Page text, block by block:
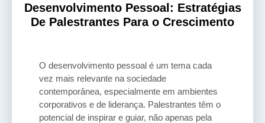
Desenvolvimento Pessoal: Estratégias
De Palestrantes Para o Crescimento
O desenvolvimento pessoal é um tema cada
vez mais relevante na sociedade
contemporânea, especialmente em ambientes
corporativos e de liderança. Palestrantes têm o
potencial de inspirar e guiar, não apenas pela